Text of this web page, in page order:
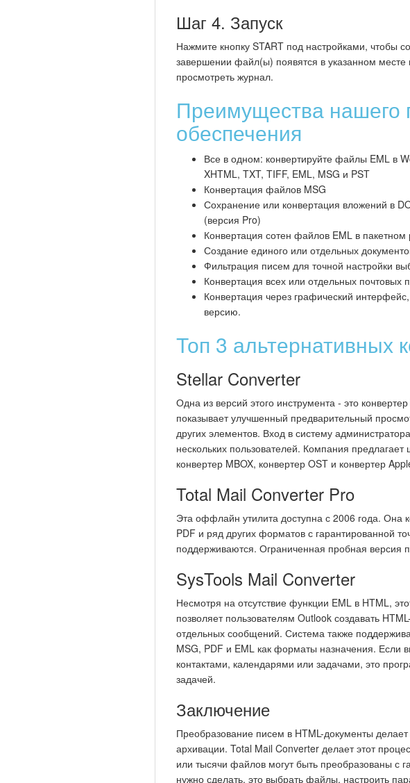
Шаг 4. Запуск
Нажмите кнопку START под настройками, чтобы
завершении файл(ы) появятся в указанном
просмотреть журнал.
Преимущества нашего
обеспечения
Все в одном: конвертируйте файлы EML в
XHTML, TXT, TIFF, EML, MSG и PST
Конвертация файлов MSG
Сохранение или конвертация вложений в
(версия Pro)
Конвертация сотен файлов EML в
Создание единого или отдельных
Фильтрация писем для точной настройки
Конвертация всех или отдельных почтовых
Конвертация через графический
версию.
Топ 3 альтернативных
Stellar Converter
Одна из версий этого инструмента - это
показывает улучшенный предварительный
других элементов. Вход в систему
нескольких пользователей. Компания предлагает
конвертер MBOX, конвертер OST и конвертер
Total Mail Converter Pro
Эта оффлайн утилита доступна с 2006 года. Она
PDF и ряд других форматов с гарантированной
поддерживаются. Ограниченная пробная версия
SysTools Mail Converter
Несмотря на отсутствие функции EML в HTML,
позволяет пользователям Outlook создавать
отдельных сообщений. Система также
MSG, PDF и EML как форматы назначения. Если
контактами, календарями или задачами, это
задачей.
Заключение
Преобразование писем в HTML-документы
архивации. Total Mail Converter делает этот
или тысячи файлов могут быть преобразованы с
нужно сделать, это выбрать файлы, настроить